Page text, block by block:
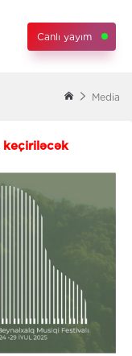
Canlı yayım
Media
keçiriləcək